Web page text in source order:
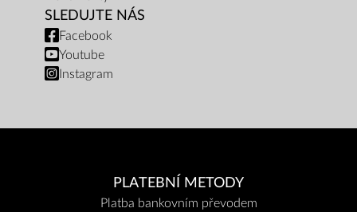
SLEDUJTE NÁS
Facebook
Youtube
Instagram
PLATEBNÍ METODY
Platba bankovním převodem